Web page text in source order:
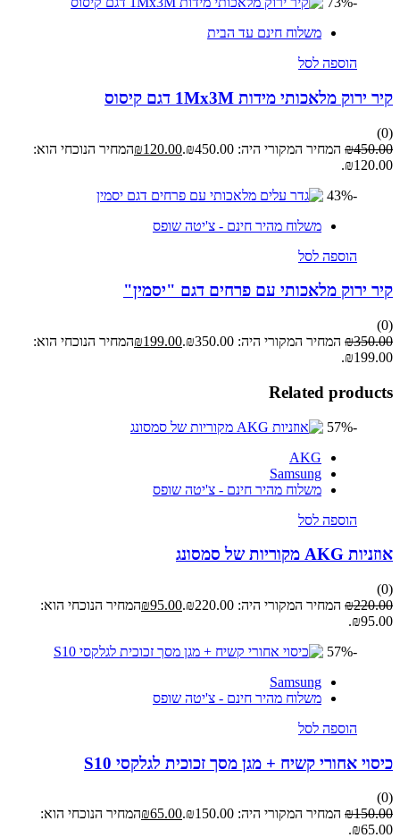
משלוח חינם עד הבית
הוספה לסל
קיר ירוק מלאכותי מידות 1Mx3M דגם קיסוס
(0)
₪450.00 המחיר המקורי היה: ₪450.00. ₪120.00
המחיר הנוכחי הוא:
₪120.00.
-43%
משלוח מהיר חינם - צ'יטה שופס
הוספה לסל
קיר ירוק מלאכותי עם פרחים דגם "יסמין"
(0)
₪350.00 המחיר המקורי היה: ₪350.00. ₪199.00
המחיר הנוכחי הוא:
₪199.00.
Related products
-57%
AKG
Samsung
משלוח מהיר חינם - צ'יטה שופס
הוספה לסל
אוזניות AKG מקוריות של סמסונג
(0)
₪220.00 המחיר המקורי היה: ₪220.00. ₪95.00
המחיר הנוכחי הוא:
₪95.00.
-57%
Samsung
משלוח מהיר חינם - צ'יטה שופס
הוספה לסל
כיסוי אחורי קשיח + מגן מסך זכוכית לגלקסי S10
(0)
₪150.00 המחיר המקורי היה: ₪150.00. ₪65.00
המחיר הנוכחי הוא:
₪65.00.